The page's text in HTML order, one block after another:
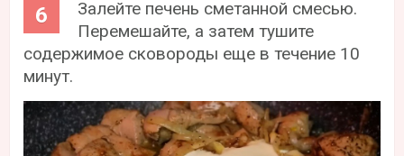
Залейте печень сметанной смесью.
Перемешайте, а затем тушите
содержимое сковороды еще в течение 10
минут.